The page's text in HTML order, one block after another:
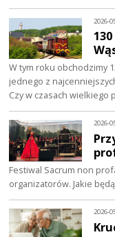
2026-
W tym roku obchodzimy
jednego z
Czy w czasach wielkiego
2026-
Festiwal Sacrum non
organizatorów. Jakie
2026-